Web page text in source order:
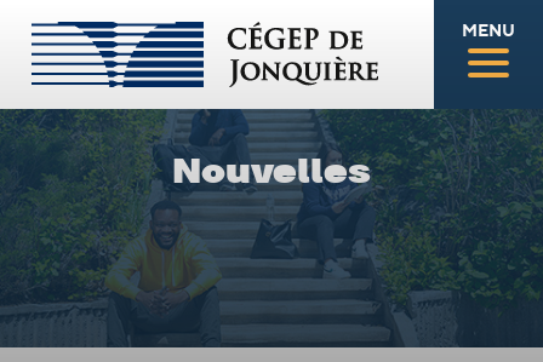
MENU
Nouvelles